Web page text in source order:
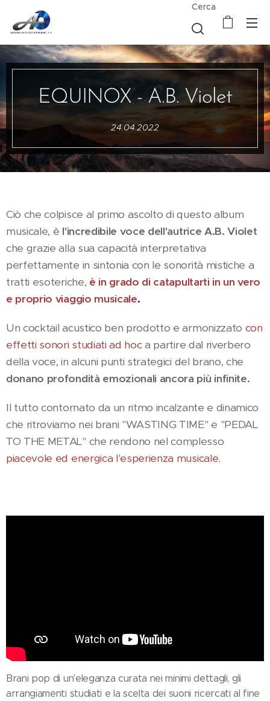
Cerca
EQUINOX - A.B. Violet
24.04.2022
Ciò che colpisce al primo ascolto di questo album
musicale, è l'incredibile voce dell'autrice A.B. Violet
che grazie alla sua capacità interpretativa
perfettamente in sintonia con le sonorità mistiche a
tratti esoteriche, è in grado di catapultarti in un vero
e proprio viaggio musicale.
Un cocktail acustico ben prodotto e armonizzato con
effetti sonori studiati ad hoca partire dal riverbero
della voce, in alcuni punti strategici del brano, che
donano profondità emozionali ancora più infinite.
Il tutto contornato da un ritmo incalzante e dinamico
che ritroviamo nei brani "WASTING TIME" e "PEDAL
TO THE METAL" che rendono nel complesso
piacevole ed energica l'esperienza musicale.
Brani pop di un'eleganza curata nei minimi dettagli, gli
arrangiamenti studiati e la scelta dei suoni ricercati al fine